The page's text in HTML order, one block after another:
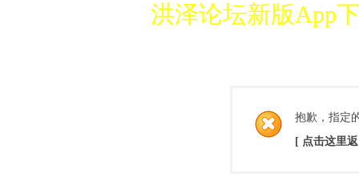
洪泽论坛新版App
抱歉，指定
[ 点击这里